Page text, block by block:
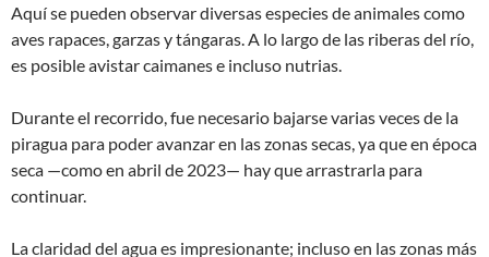
Aquí se pueden observar diversas especies de animales como
aves rapaces, garzas y tángaras. A lo largo de las riberas del río,
es posible avistar caimanes e incluso nutrias.
Durante el recorrido, fue necesario bajarse varias veces de la
piragua para poder avanzar en las zonas secas, ya que en época
seca —como en abril de 2023— hay que arrastrarla para
continuar.
La claridad del agua es impresionante; incluso en las zonas más